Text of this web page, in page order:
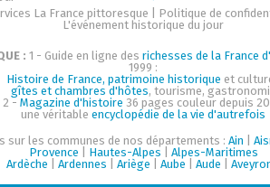
La France pittoresque
Politique de
L'événement historique du jour
: 1 - Guide en ligne des richesses de la France
1999 :
Histoire de France, patrimoine historique et
gîtes et chambres d'hôtes, tourisme,
2 - Magazine d'histoire 36 pages couleur depuis
une véritable encyclopédie de la vie d'autrefois
sur les communes de nos départements : Ain
Provence
Hautes-Alpes
Alpes-Maritimes
Ardèche
Ardennes Ariège Aube Aude